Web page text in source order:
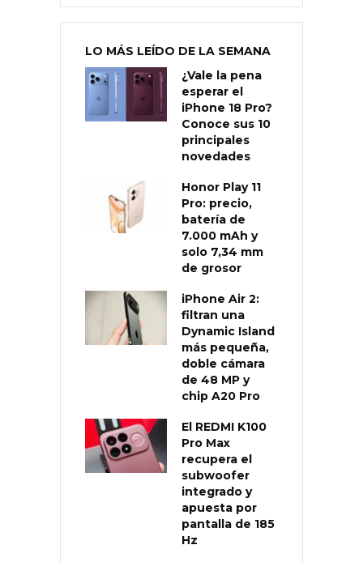
LO MÁS LEÍDO DE LA SEMANA
¿Vale la pena
esperar el
iPhone 18 Pro?
Conoce sus 10
principales
novedades
Honor Play 11
Pro: precio,
batería de
7.000 mAh y
solo 7,34 mm
de grosor
iPhone Air 2:
filtran una
Dynamic Island
más pequeña,
doble cámara
de 48 MP y
chip A20 Pro
El REDMI K100
Pro Max
recupera el
subwoofer
integrado y
apuesta por
pantalla de 185
Hz